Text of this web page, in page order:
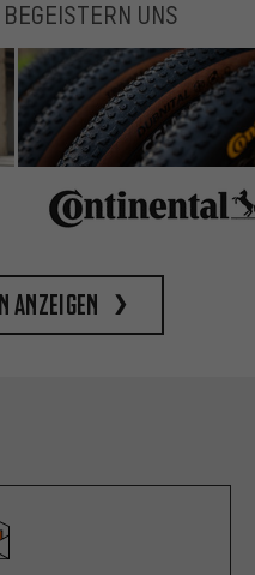
UNS
anzeigen